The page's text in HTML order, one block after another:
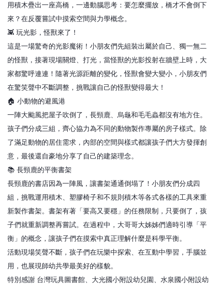
用積木疊出一座高橋，一邊動腦思考：要怎麼擺放，橋才不會倒下
來？在反覆嘗試中摸索空間與力學概念。
👾 玩光影，怪獸來了！
這是一場驚奇的光影魔術！小朋友們先組裝出屬於自己、獨一無二
的怪獸，接著現場關燈、打光，當怪獸的光影投射在牆壁上時，大
家都驚呼連連！隨著光源距離的變化，怪獸會變大變小，小朋友們
在驚笑聲中不斷調整，挑戰讓自己的怪獸變得最大！
🏠 小動物的避風港
一陣大颱風把屋子吹倒了，長頸鹿、烏龜和毛毛蟲都沒有地方住。
孩子們分成三組，齊心協力為不同的動物製作專屬的房子樣式。除
了滿足動物的居住需求，內部的空間與樣式都讓孩子們大方發揮創
意，最後還自豪地分享了自己的建築理念。
📚 長頸鹿的平衡書架
長頸鹿的書店因為一陣風，讓書架通通倒塌了！小朋友們分成四
組，挑戰運用積木、塑膠椅子和不規則積木等各式各樣的工具來重
新製作書架。書架有著「要高又要穩」的任務限制，只要倒了，孩
子們就重新調整再嘗試。在過程中，大哥哥大姊姊們適時引導「平
衡」的概念，讓孩子們在摸索中真正理解什麼是科學平衡。
活動現場笑聲不斷，孩子們在玩樂中探索、在互動中學習，手腦並
用，也展現師幼共學最美好的樣貌。
特別感謝 台灣玩具圖書館、大光國小附設幼兒園、水泉國小附設幼